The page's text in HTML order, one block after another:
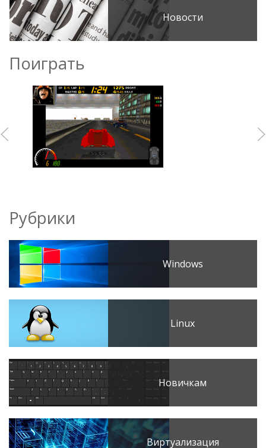
Новости
Поиграть
Рубрики
Windows
Linux
Новичкам
Виртуализация